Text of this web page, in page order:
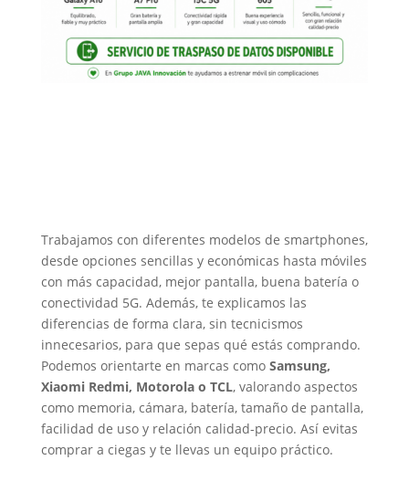
Trabajamos con diferentes modelos de smartphones,
desde opciones sencillas y económicas hasta móviles
con más capacidad, mejor pantalla, buena batería o
conectividad 5G. Además, te explicamos las
diferencias de forma clara, sin tecnicismos
innecesarios, para que sepas qué estás comprando.
Podemos orientarte en marcas como Samsung,
Xiaomi Redmi, Motorola o TCL, valorando aspectos
como memoria, cámara, batería, tamaño de pantalla,
facilidad de uso y relación calidad-precio. Así evitas
comprar a ciegas y te llevas un equipo práctico.